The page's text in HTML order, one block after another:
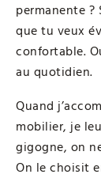
permanente ?
que tu veux
confortable.
au quotidien.
Quand
mobilier, je
gigogne, on
On le choisit